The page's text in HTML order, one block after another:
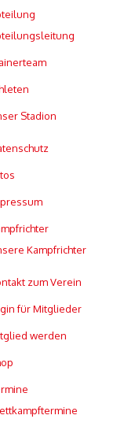
Stadion
Kampfrichter
zum Verein
für Mitglieder
werden